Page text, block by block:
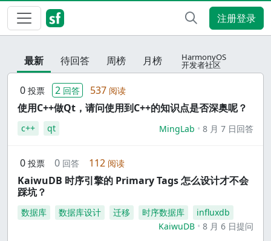
注册登录
最新 待回答 周榜 月榜 HarmonyOS
开发者社区
0 投票 2 回答 537 阅读
使用C++做Qt，请问使用到C++的知识点是否深奥呢？
c++ qt MingLab 8 月 7 日回答
0 投票 0 回答 112 阅读
KaiwuDB 时序引擎的 Primary Tags 怎么设计才不会
踩坑？
数据库 数据库设计 迁移 时序数据库
influxdb
KaiwuDB
8 月 6 日提问